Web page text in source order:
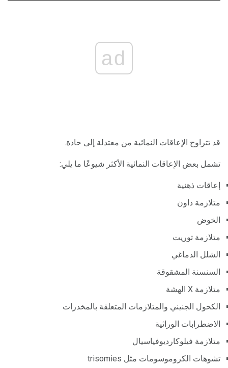
ad
قد تتراوح الإعاقات النمائية من معتدلة إلى حادة.
تشمل بعض الإعاقات النمائية الأكثر شيوعًا ما يلي:
إعاقات ذهنية
متلازمة داون
الخوض
متلازمة توريت
الشلل الدماغي
السنسنة المشقوقة
متلازمة X الهشة
الكحول الجنيني والمتلازمات المتعلقة بالمخدرات
الاضطرابات الوراثية
متلازمة فيلوكارديوفياسيال
تشوهات الكروموسومات مثل trisomies